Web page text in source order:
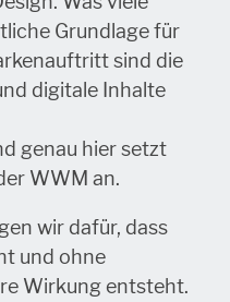
Grundlage für
sind die
digitale Inhalte
genau hier setzt
WWM an.
wir dafür, dass
und ohne
Wirkung entsteht.